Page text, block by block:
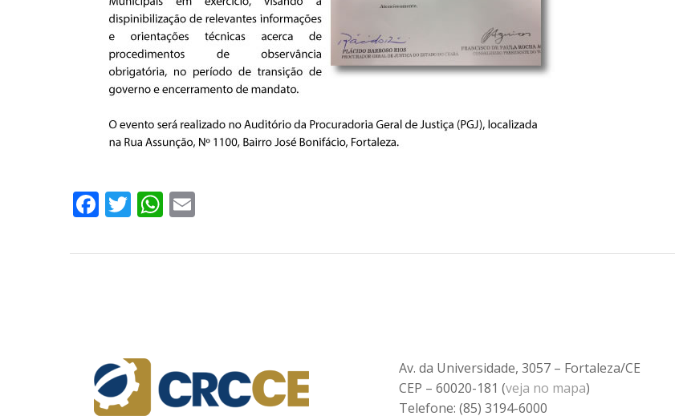
Facebook
TwitterWhatsApp
Av. da Universidade, 3057 – Fortaleza/CE
CEP – 60020-181 (veja no mapa)
Telefone: (85) 3194-6000